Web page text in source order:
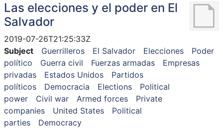
Las elecciones y el poder en El
Salvador
2019-07-26T21:25:33Z
Subject
Guerrilleros El Salvador Elecciones
Poder
político
Guerra civil Fuerzas armadas
Empresas
privadas
Estados Unidos
Partidos
políticos
Democracia Elections
Political
power
Civil war Armed forces
Private
companies
United States
Political
parties
Democracy